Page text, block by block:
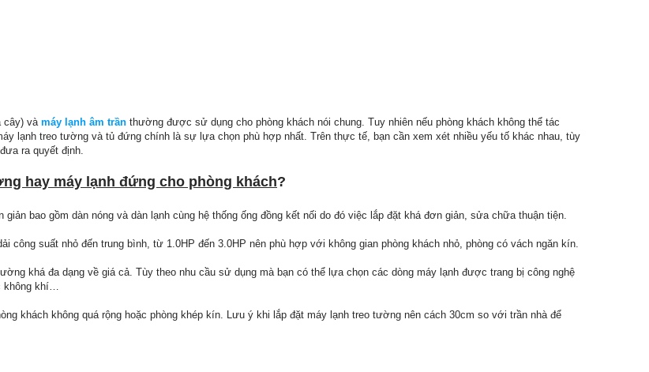
cây) và máy lạnh âm trần thường được sử dụng cho phòng khách nói chung. Tuy nhiên nếu phòng khách không thể tác
lạnh treo tường và tủ đứng chính là sự lựa chọn phù hợp nhất. Trên thực tế, bạn cần xem xét nhiều yếu tố khác nhau, tùy
ra quyết định.
hay máy lạnh đứng cho phòng khách?
bao gồm dàn nóng và dàn lạnh cùng hệ thống ống đồng kết nối do đó việc lắp đặt khá đơn giản, sửa chữa thuận tiện.
công suất nhỏ đến trung bình, từ 1.0HP đến 3.0HP nên phù hợp với không gian phòng khách nhỏ, phòng có vách ngăn kín.
khá đa dạng về giá cả. Tùy theo nhu cầu sử dụng mà bạn có thể lựa chọn các dòng máy lạnh được trang bị công nghệ
không khí…
khách không quá rộng hoặc phòng khép kín. Lưu ý khi lắp đặt máy lạnh treo tường nên cách 30cm so với trần nhà để